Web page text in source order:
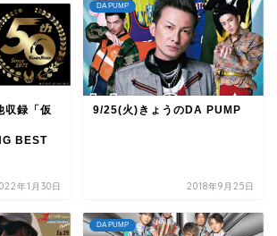
収録「仮
BEST
年1月30日
DA PUMP
9/25(火)きょうのDA PUMP
2018年9月25日
DA PUMP